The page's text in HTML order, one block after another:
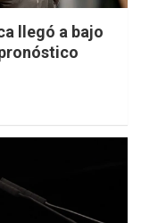
llegó a bajo